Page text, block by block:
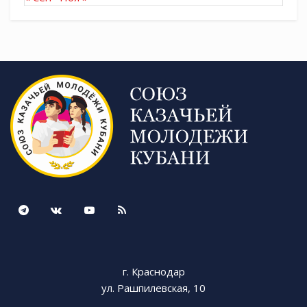
Гашевский. Они воодушевили ребят быть
На сегодняшний день в общеобразовательных
и дошкольных учреждениях города работают
50 казачьих классов и групп. В них обучаются 1
213 детей. Наряду с основными дисциплинами
ребята изучают историю и культуру
кубанского казачества, основы православия, а
также занимаются в казачьих военно-
г. Краснодар
ул. Рашпилевская, 10